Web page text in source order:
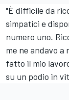
"È difficile da
simpatici e
numero uno.
me ne andavo a
fatto il mio
su un podio in